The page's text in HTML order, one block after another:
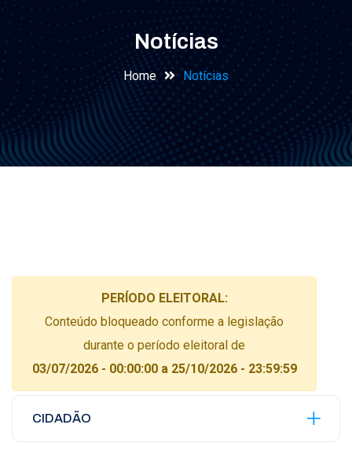
Notícias
Home Notícias
PERÍODO ELEITORAL:
Conteúdo bloqueado conforme a legislação
durante o período eleitoral de
03/07/2026 - 00:00:00 a 25/10/2026 - 23:59:59
CIDADÃO